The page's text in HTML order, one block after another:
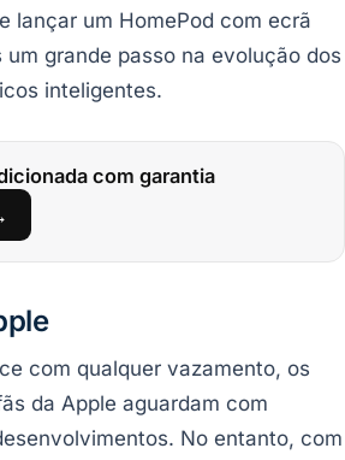
lançar um HomePod com ecrã
grande passo na evolução dos
inteligentes.
com garantia
com qualquer vazamento, os
da Apple aguardam com
No entanto, com